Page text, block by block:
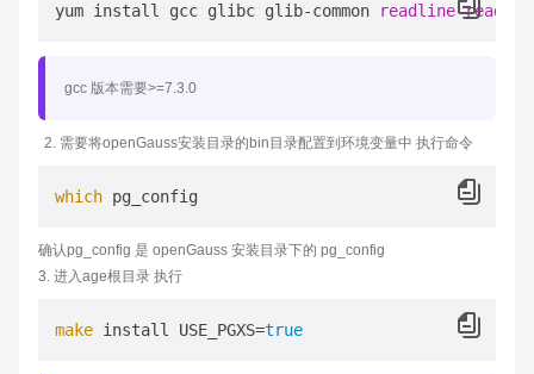
yum install gcc glibc glib-common readline
gcc 版本需要>=7.3.0
需要将openGauss安装目录的bin目录配置到环境变量中 执行命令
which
确认pg_config 是 openGauss 安装目录下的 pg_config
3. 进入age根目录 执行
make install USE_PGXS=true